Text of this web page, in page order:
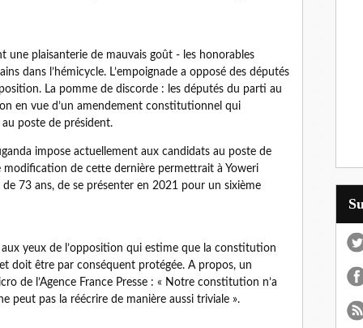
une plaisanterie de mauvais goût - les honorables
dans l’hémicycle. L’empoignade a opposé des députés
La pomme de discorde : les députés du parti au
en vue d’un amendement constitutionnel qui
poste de président.
impose actuellement aux candidats au poste de
modification de cette dernière permettrait à Yoweri
73 ans, de se présenter en 2021 pour un sixième
aux yeux de l’opposition qui estime que la constitution
doit être par conséquent protégée. A propos, un
de l’Agence France Presse : « Notre constitution n’a
peut pas la réécrire de manière aussi triviale ».